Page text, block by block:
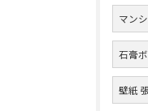
マン
石膏
壁紙